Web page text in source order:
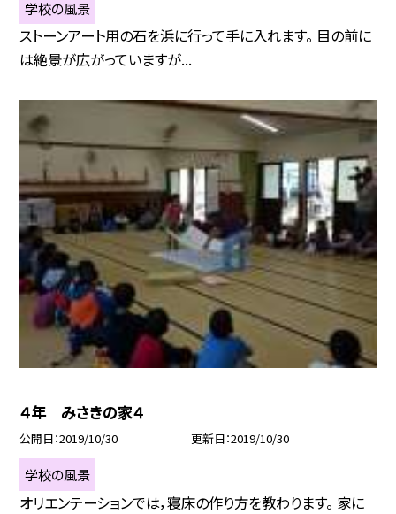
学校の風景
ストーンアート用の石を浜に行って手に入れます。 目の前に
は絶景が広がっていますが...
４年 みさきの家４
公開日 2019/10/30 更新日 2019/10/30
学校の風景
オリエンテーションでは，寝床の作り方を教わります。 家に